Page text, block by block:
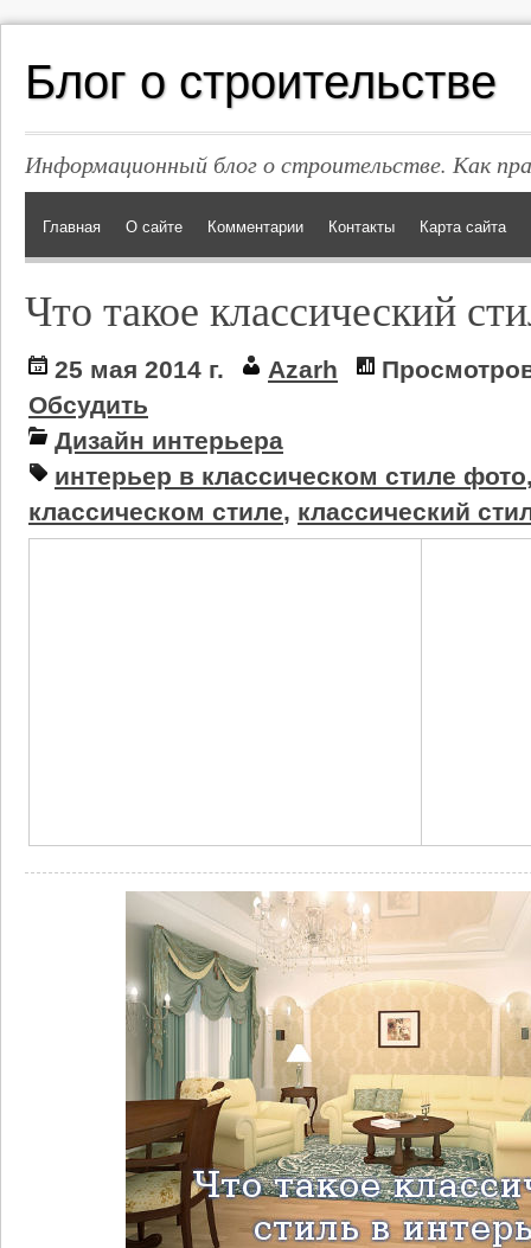
Блог о строительстве
Информационный блог о строительстве. Как
Главная О сайте Комментарии Контакты Карта сайта
Что такое классический
25 мая 2014 г. Azarh
Обсудить
Дизайн интерьера
интерьер в классическом стиле фото
классическом стиле, классический